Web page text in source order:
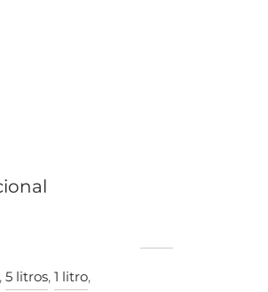
, 5 litros, 1 litro,